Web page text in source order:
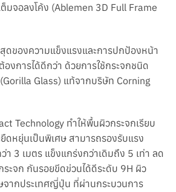
มจอลงโค้ง (Ablemen 3D Full Frame
ของความแข็งแรงและการปกป้องหน้า
งการได้ดีกว่า ด้วยการใช้กระจกชนิด
Glass) แท้จากบริษัท Corning
Technology ทำให้พื้นผิวกระจกเรียบ
ดหยุ่นเป็นพิเศษ สามารถรองรับแรง
า 3 เมตร แข็งแกร่งกว่าเดิมถึง 5 เท่า ลด
ระจก กันรอยขีดข่วนได้ดีระดับ 9H ผิว
ากประเทศญี่ปุ่น ที่ผ่านกระบวนการ